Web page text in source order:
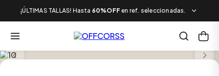
¡ÚLTIMAS TALLAS! Hasta 60%OFF en ref. seleccionadas.